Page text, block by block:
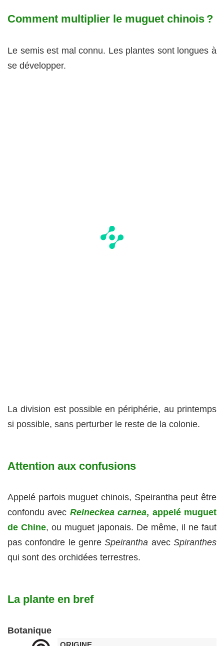
Comment multiplier le muguet chinois ?
Le semis est mal connu. Les plantes sont longues à
se développer.
La division est possible en périphérie, au printemps
si possible, sans perturber le reste de la colonie.
Attention aux confusions
Appelé parfois muguet chinois, Speirantha peut être
confondu avec Reineckea carnea, appelé muguet
de Chine, ou muguet japonais. De même, il ne faut
pas confondre le genreSpeirantha avecSpiranthes
qui sont des orchidées terrestres.
La plante en bref
Botanique